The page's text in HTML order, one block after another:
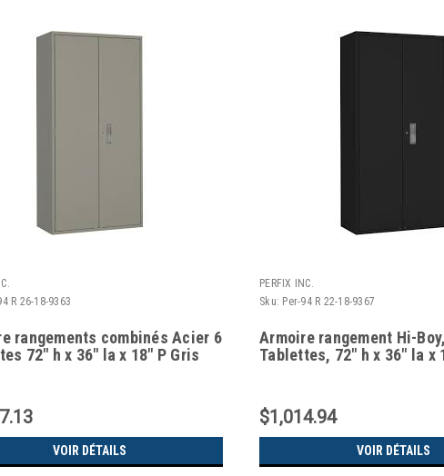
R 26-18-9363
rangements combinés Acier 6
72" h x 36" la x 18" P Gris
VOIR DÉTAILS
PERFIX INC.
Sku: Per-94 R 22-18-9367
Armoire rangement Hi-
Tablettes, 72" h x 36" la x
$1,014.94
VOIR DÉTAILS